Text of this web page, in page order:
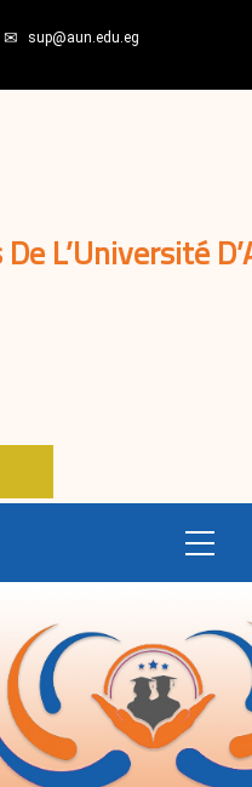
sup@aun.edu.eg
L’Université